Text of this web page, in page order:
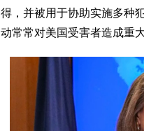
得，并被用于协助实施多种
动常常对美国受害者造成重大